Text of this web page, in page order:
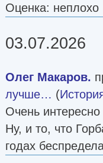
Оценка: неплохо
03.07.2026
Олег Макаров.
лучше… (
Очень
Ну, и то, что
годах